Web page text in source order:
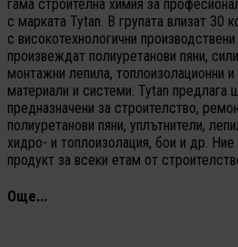
гама строителна химия за
с марката Tytan. В групата влизат 30
с високотехнологични
произвеждат полиуретанови пяни,
монтажни лепила, топлоизолационни
материали и системи. Tytan предлага
предназначени за строителство,
полиуретанови пяни, уплътнители,
хидро- и топлоизолация, бои и др.
продукт за всеки етам от
Още...